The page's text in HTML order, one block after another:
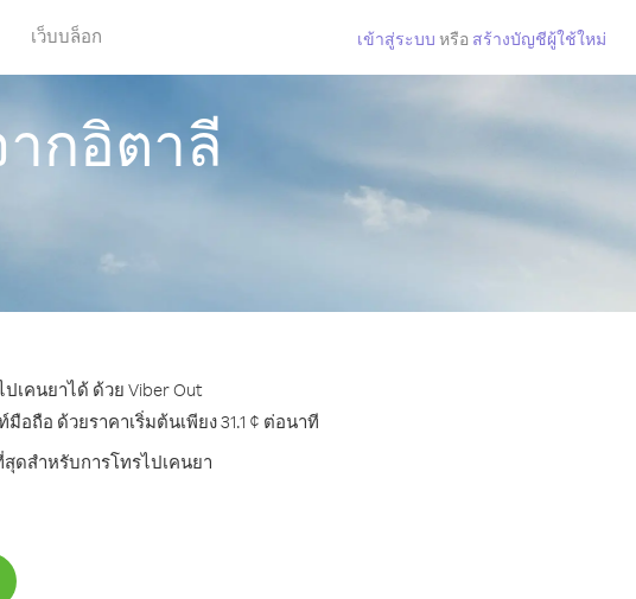
เว็บบล็อก เข้าสู่ระบบ หรือ สร้างบัญชีผู้ใช้ใหม่
กอิตาลี
คนยาได้ ด้วย Viber Out
ถือ ด้วยราคาเริ่มต้นเพียง 31.1 ¢ ต่อนาที
ดสำหรับการโทรไปเคนยา